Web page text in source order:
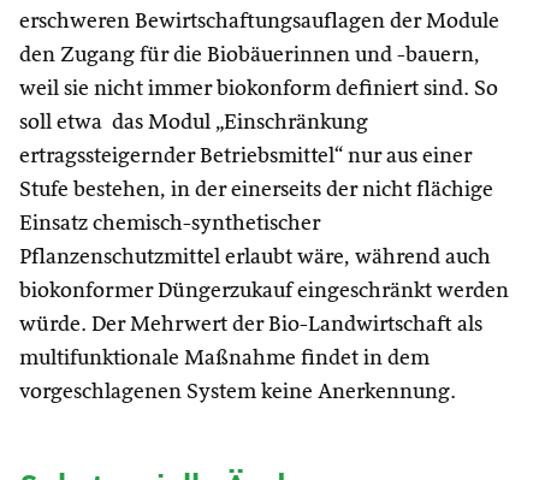
erschweren Bewirtschaftungsauflagen der Module
den Zugang für die Biobäuerinnen und -bauern,
weil sie nicht immer biokonform definiert sind. So
soll etwa das Modul „Einschränkung
ertragssteigernder Betriebsmittel“ nur aus einer
Stufe bestehen, in der einerseits der nicht flächige
Einsatz chemisch-synthetischer
Pflanzenschutzmittel erlaubt wäre, während auch
biokonformer Düngerzukauf eingeschränkt werden
würde. Der Mehrwert der Bio-Landwirtschaft als
multifunktionale Maßnahme findet in dem
vorgeschlagenen System keine Anerkennung.